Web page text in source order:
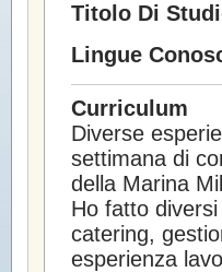
Titolo Di
Lingue
Curriculum
Diverse
settimana di
della Marina
Ho fatto
catering,
esperienza